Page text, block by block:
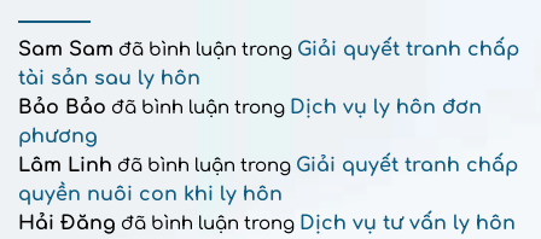
Sam Sam đã bình luận trong Giải quyết tranh chấp
tài sản sau ly hôn
Bảo Bảo đã bình luận trong Dịch vụ ly hôn đơn
phương
Lâm Linh đã bình luận trong Giải quyết tranh chấp
quyền nuôi con khi ly hôn
Hải Đăng đã bình luận trong Dịch vụ tư vấn ly hôn